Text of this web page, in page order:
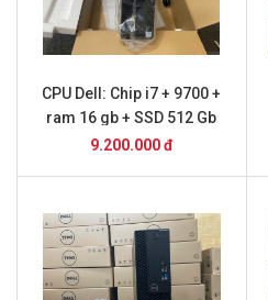
CPU Dell: Chip i7 + 9700 +
ram 16 gb + SSD 512 Gb
9.200.000 đ